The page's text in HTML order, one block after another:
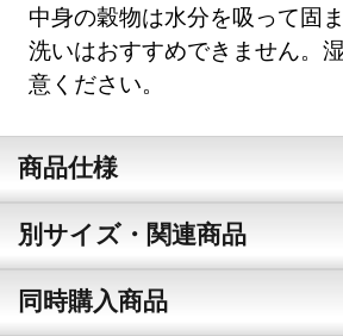
中身の穀物は水分を吸って固
洗いはおすすめできません。
意ください。
商品仕様
別サイズ・関連商品
同時購入商品